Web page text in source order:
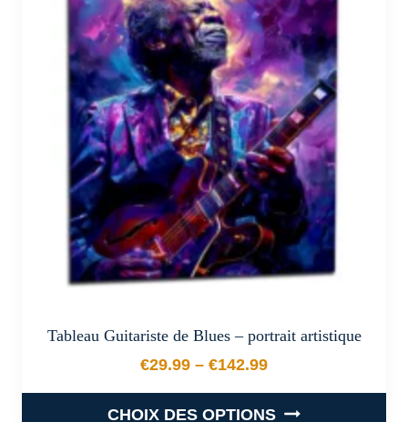
Les
options
peuvent
être
choisies
sur
la
page
du
produit
Tableau Guitariste de Blues – portrait artistique
€29.99 – €142.99
Plage de prix : €29.99 à
CHOIX DES OPTIONS